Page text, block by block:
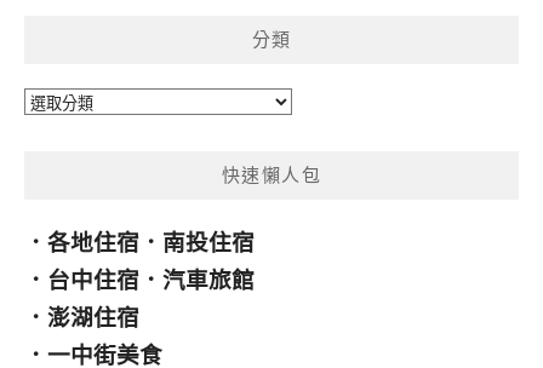
分類
分
快速懶人包
． 各地住宿 ． 南投住宿
． 台中住宿 ． 汽車旅館
． 澎湖住宿
． 一中街美食